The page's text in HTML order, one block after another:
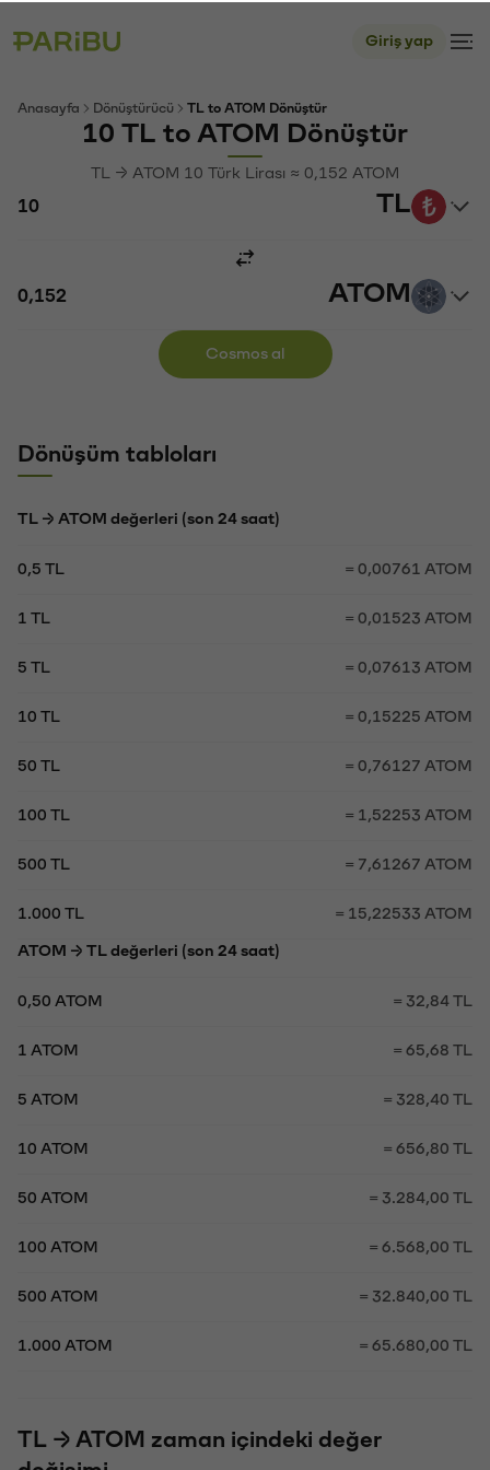
Giriş yap
Anasayfa Dönüştürücü TL to ATOM Dönüştür
10 TL to ATOM Dönüştür
TL → ATOM 10 Türk Lirası ≈ 0,152 ATOM
TL
ATOM
Cosmos al
Dönüşüm tabloları
TL → ATOM değerleri (son 24 saat)
0,5 TL = 0,00761 ATOM
1 TL = 0,01523 ATOM
5 TL = 0,07613 ATOM
10 TL = 0,15225 ATOM
50 TL = 0,76127 ATOM
100 TL = 1,52253 ATOM
500 TL = 7,61267 ATOM
1.000 TL = 15,22533 ATOM
ATOM → TL değerleri (son 24 saat)
0,50 ATOM = 32,84 TL
1 ATOM = 65,68 TL
5 ATOM = 328,40 TL
10 ATOM = 656,80 TL
50 ATOM = 3.284,00 TL
100 ATOM = 6.568,00 TL
500 ATOM = 32.840,00 TL
1.000 ATOM = 65.680,00 TL
TL → ATOM zaman içindeki değer